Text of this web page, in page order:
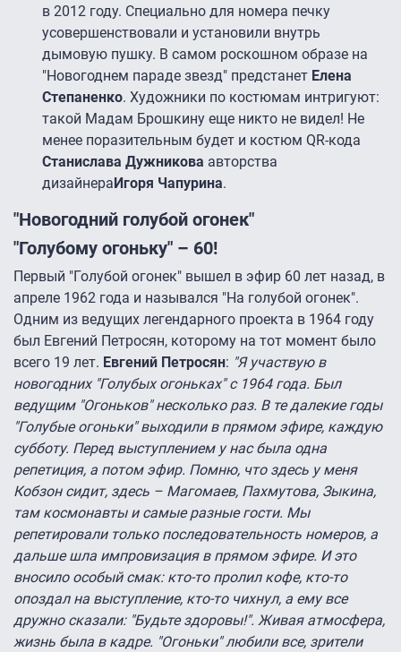
в 2012 году. Специально для номера печку
усовершенствовали и установили внутрь
дымовую пушку. В самом роскошном образе на
"Новогоднем параде звезд" предстанет Елена
Степаненко. Художники по костюмам интригуют:
такой Мадам Брошкину еще никто не видел! Не
менее поразительным будет и костюм QR-кода
Станислава Дужникова авторства
дизайнера Игоря Чапурина.
"Новогодний голубой огонек"
"Голубому огоньку" – 60!
Первый "Голубой огонек" вышел в эфир 60 лет назад, в
апреле 1962 года и назывался "На голубой огонек".
Одним из ведущих легендарного проекта в 1964 году
был Евгений Петросян, которому на тот момент было
всего 19 лет. Евгений Петросян: "Я участвую в
новогодних "Голубых огоньках" с 1964 года. Был
ведущим "Огоньков" несколько раз. В те далекие годы
"Голубые огоньки" выходили в прямом эфире, каждую
субботу. Перед выступлением у нас была одна
репетиция, а потом эфир. Помню, что здесь у меня
Кобзон сидит, здесь – Магомаев, Пахмутова, Зыкина,
там космонавты и самые разные гости. Мы
репетировали только последовательность номеров, а
дальше шла импровизация в прямом эфире. И это
вносило особый смак: кто-то пролил кофе, кто-то
опоздал на выступление, кто-то чихнул, а ему все
дружно сказали: "Будьте здоровы!". Живая атмосфера,
жизнь была в кадре. "Огоньки" любили все, зрители